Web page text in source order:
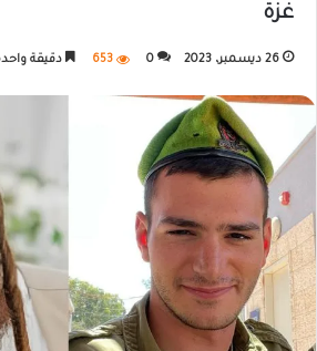
غزة
26 ديسمبر، 2023 0
653 دقيقة